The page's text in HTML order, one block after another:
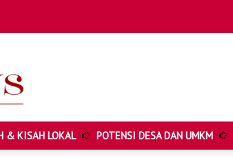
& KISAH LOKAL POTENSI DESA DAN UMKM